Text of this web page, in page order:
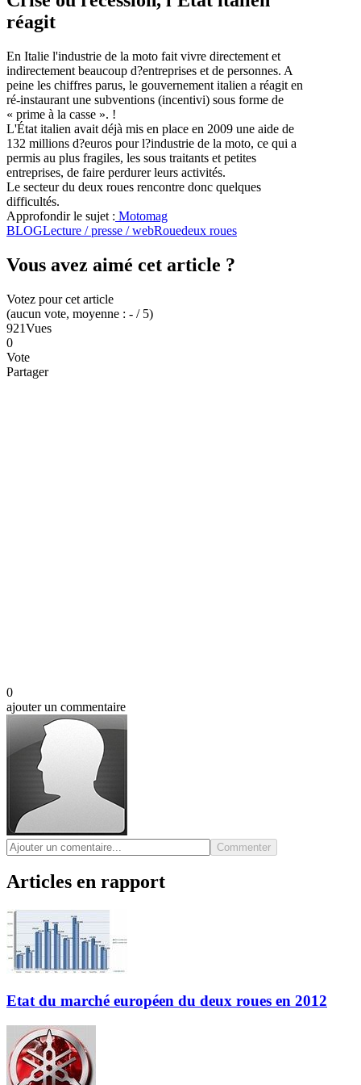
réagit
En Italie l'industrie de la moto fait vivre directement et
indirectement beaucoup d?entreprises et de personnes. A
peine les chiffres parus, le gouvernement italien a réagit en
ré-instaurant une subventions (incentivi) sous forme de
« prime à la casse ». !
L'État italien avait déjà mis en place en 2009 une aide de
132 millions d?euros pour l?industrie de la moto, ce qui a
permis au plus fragiles, les sous traitants et petites
entreprises, de faire perdurer leurs activités.
Le secteur du deux roues rencontre donc quelques
difficultés.
Approfondir le sujet : Motomag
BLOGLecture / presse / webRouedeux roues
Vous avez aimé cet article ?
Votez pour cet article
(aucun vote, moyenne : - / 5)
921Vues
0
Vote
Partager
0
ajouter un commentaire
Commenter
Articles en rapport
Etat du marché européen du deux roues en 2012